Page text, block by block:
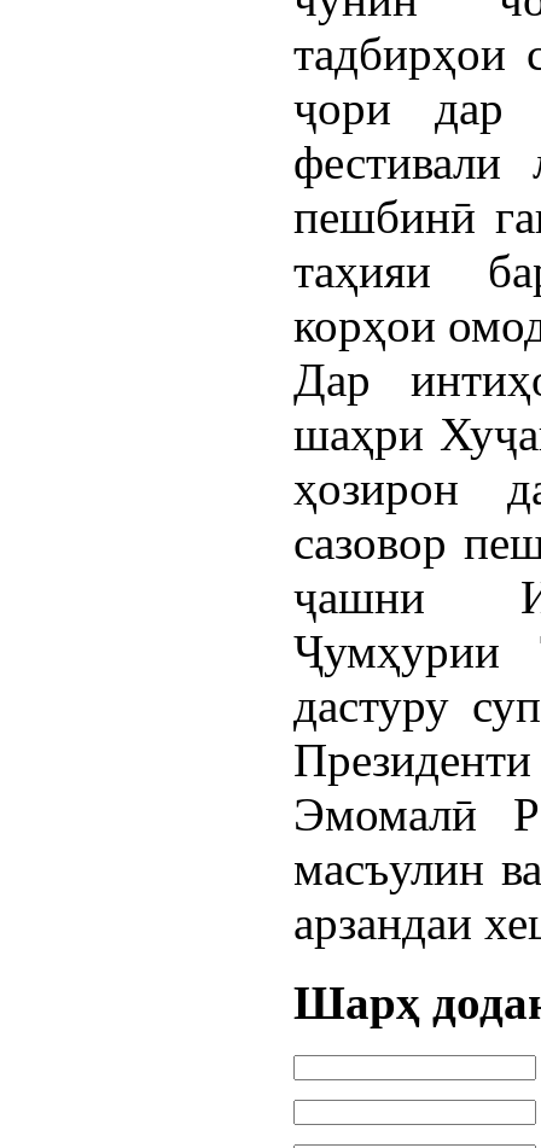
тадбирҳои
ҷори дар
фестивали
пешбинӣ
таҳияи
корҳои
Дар
шаҳри
ҳозирон
сазовор
ҷашни
Ҷумҳурии
дастуру
Эмомалӣ
масъулин
арзандаи
Шарҳ